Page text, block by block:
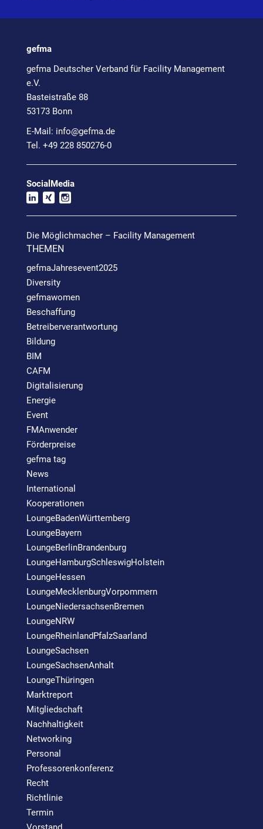
gefma
gefma Deutscher Verband für Facility Management
e.V.
Basteistraße 88
53173 Bonn
E-Mail: info@gefma.de
Tel. +49 228 850276-0
SocialMedia
Die Möglichmacher – Facility Management
THEMEN
gefmaJahresevent2025
Diversity
gefmawomen
Beschaffung
Betreiberverantwortung
Bildung
BIM
CAFM
Digitalisierung
Energie
Event
FMAnwender
Förderpreise
gefma tag
News
International
Kooperationen
LoungeBadenWürttemberg
LoungeBayern
LoungeBerlinBrandenburg
LoungeHamburgSchleswigHolstein
LoungeHessen
LoungeMecklenburgVorpommern
LoungeNiedersachsenBremen
LoungeNRW
LoungeRheinlandPfalzSaarland
LoungeSachsen
LoungeSachsenAnhalt
LoungeThüringen
Marktreport
Mitgliedschaft
Nachhaltigkeit
Networking
Personal
Professorenkonferenz
Recht
Richtlinie
Termin